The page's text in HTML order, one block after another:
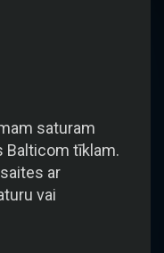
saturam
Balticom tīklam.
ar
vai